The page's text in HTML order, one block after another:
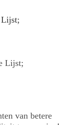
Lijst;
Lijst;
van betere